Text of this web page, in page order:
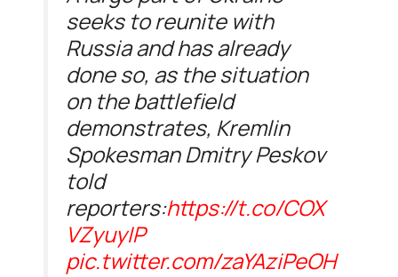
seeks to reunite with
Russia and has already
done so, as the situation
on the battlefield
demonstrates, Kremlin
Spokesman Dmitry Peskov
told
reporters:https://t.co/COX
VZyuyIP
pic.twitter.com/zaYAziPeOH